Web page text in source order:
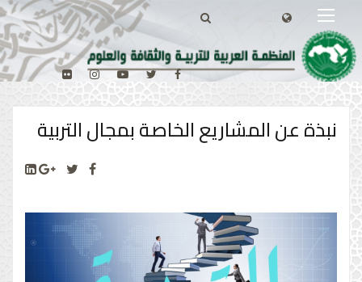
نبذة عن المشاريع الخاصة بمجال التربية